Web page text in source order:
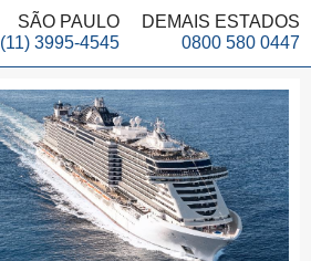
DEMAIS ESTADOS
0800 580 0447
SÃO PAULO
(11) 3995-4545